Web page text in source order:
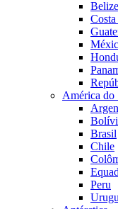
Belize
América do
Brasil
Chile
Peru